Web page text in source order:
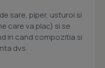
sare, piper, usturoi si
care va plac) si se
in cand compozitia si
dvs.